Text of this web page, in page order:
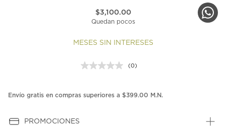
$3,100.00
Quedan pocos
MESES SIN INTERESES
Sin
en
(0)
Envío gratis en compras superiores a $399.00 M.N.
PROMOCIONES